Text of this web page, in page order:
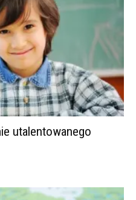
utalentowanego